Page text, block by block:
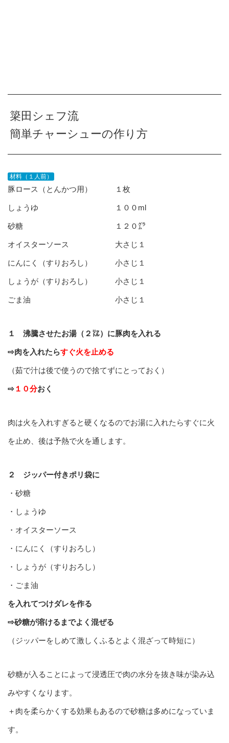
簗田シェフ流
簡単チャーシューの作り方
材料（１人前）
豚ロース（とんかつ用） １枚
しょうゆ １００ml
砂糖 １２０㌘
オイスターソース 大さじ１
にんにく（すりおろし） 小さじ１
しょうが（すりおろし） 小さじ１
ごま油 小さじ１
１ 沸騰させたお湯（２㍑）に豚肉を入れる
⇨肉を入れたらすぐ火を止める
（茹で汁は後で使うので捨てずにとっておく）
⇨ １０分おく
肉は火を入れすぎると硬くなるのでお湯に入れたらすぐに火
を止め、後は予熱で火を通します。
２ ジッパー付きポリ袋に
・砂糖
・しょうゆ
・オイスターソース
・にんにく（すりおろし）
・しょうが（すりおろし）
・ごま油
を入れてつけダレを作る
⇨砂糖が溶けるまでよく混ぜる
（ジッパーをしめて激しくふるとよく混ざって時短に）
砂糖が入ることによって浸透圧で肉の水分を抜き味が染み込
みやすくなります。
＋肉を柔らかくする効果もあるので砂糖は多めになっていま
す。